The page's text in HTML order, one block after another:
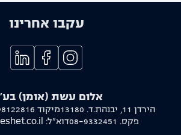
עקבו אחרינו
אלום עשת (אומן)
הירדן 11, יבנה ת.ד. 13180 מיקוד 8122816
פקס. 08-9332451דוא"ל: